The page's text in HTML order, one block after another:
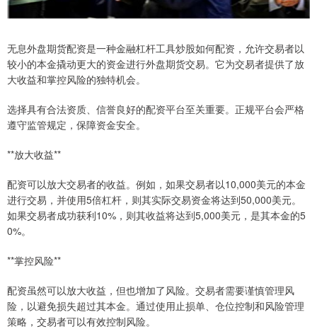
无息外盘期货配资是一种金融杠杆工具炒股如何配资，允许交易者以
较小的本金撬动更大的资金进行外盘期货交易。它为交易者提供了放
大收益和掌控风险的独特机会。
选择具有合法资质、信誉良好的配资平台至关重要。正规平台会严格
遵守监管规定，保障资金安全。
**放大收益**
配资可以放大交易者的收益。例如，如果交易者以10,000美元的本金
进行交易，并使用5倍杠杆，则其实际交易资金将达到50,000美元。
如果交易者成功获利10%，则其收益将达到5,000美元，是其本金的5
0%。
**掌控风险**
配资虽然可以放大收益，但也增加了风险。交易者需要谨慎管理风
险，以避免损失超过其本金。通过使用止损单、仓位控制和风险管理
策略，交易者可以有效控制风险。